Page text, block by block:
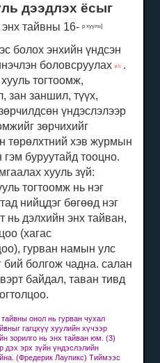
дээдлэх ёсыг
тайвны 16-р хууль]
болох энхийн үндсэн
боловсруулах[47]
.
тогтоомж,
зан заншил, түүх,
үндэслэлээр
зөрчихийг
төрөлхтний хэв журмын
гэм буруутайд тооцно.
хууль зүй:
тогтоомж нь нэг
нийцдэг бөгөөд нэг
нь дэлхийн энх тайван,
(хагас
гурван намын улс
бий болгож чадна. салан
байдал, таван тивд
онол нь гурван чухал
гагцхүү хуулийн хүчээр
зорилго нь энх тайван юм.(3)
дэх эрх зүйн үндэслэлийн
(Фредерик Лаупикс) Тиймээс